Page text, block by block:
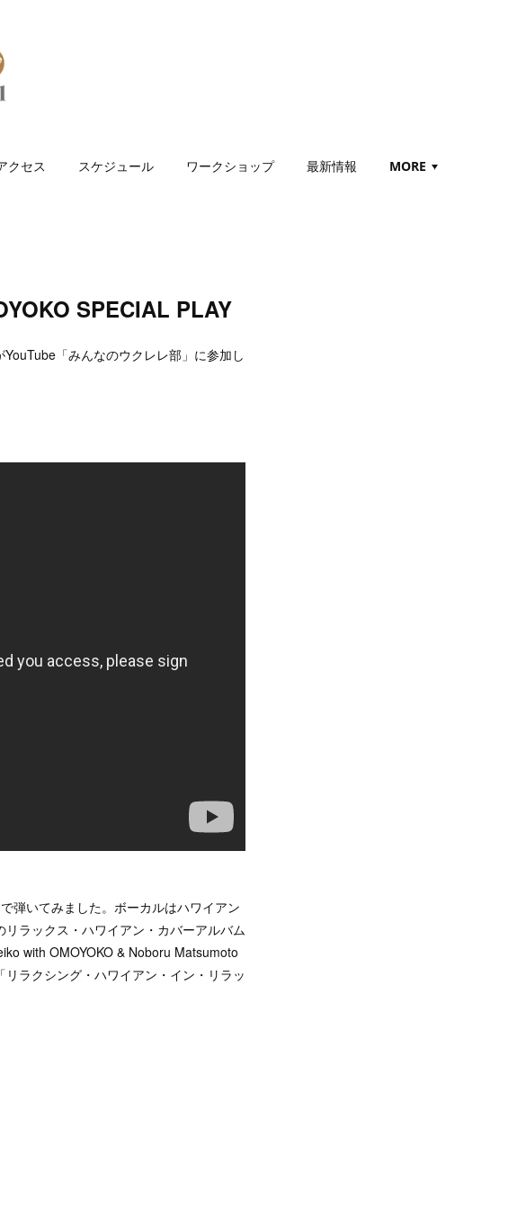
クセス スケジュール ワークショップ 最新情報 MORE
SPECIAL PLAY
「みんなのウクレレ部」に参加し
弾いてみました。ボーカルはハワイアン
ラックス・ハワイアン・カバーアルバム
with OMOYOKO & Noboru Matsumoto
ラクシング・ハワイアン・イン・リラッ